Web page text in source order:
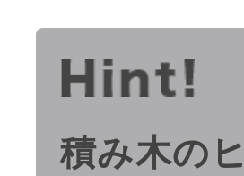
積み木の